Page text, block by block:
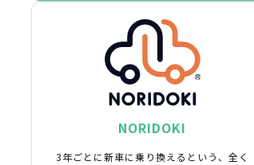
NORIDOKI
3年ごとに新車に乗り換えるという、全く